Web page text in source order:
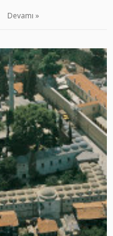
Devamı »